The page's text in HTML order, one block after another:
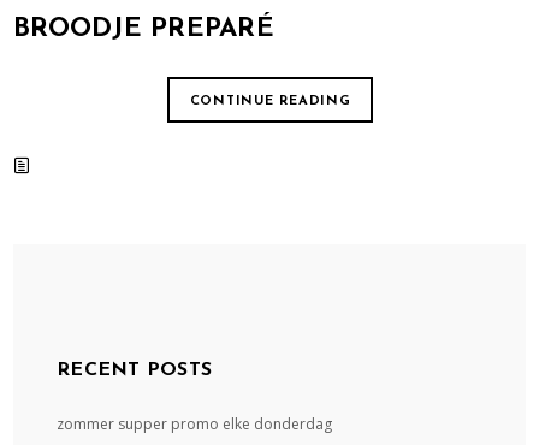
BROODJE PREPARÉ
CONTINUE READING
RECENT POSTS
zommer supper promo elke donderdag